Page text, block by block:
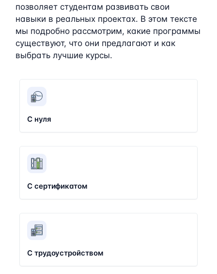
позволяет студентам развивать свои
навыки в реальных проектах. В этом тексте
мы подробно рассмотрим, какие программы
существуют, что они предлагают и как
выбрать лучшие курсы.
С нуля
С сертификатом
С трудоустройством